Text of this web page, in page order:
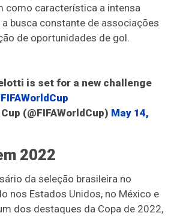
como característica a intensa
busca constante de associações
de oportunidades de gol.
is set for a new challenge
(@FIFAWorldCup) May 14,
2022
da seleção brasileira no
nos Estados Unidos, no México e
dos destaques da Copa de 2022,